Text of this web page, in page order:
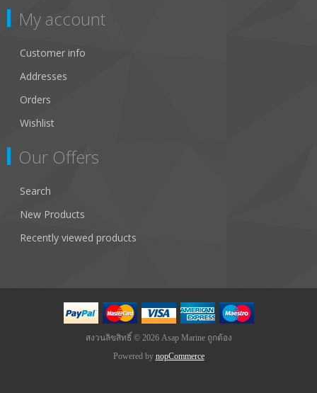
My account
Customer info
Addresses
Orders
Wishlist
Our Offers
Search
New Products
Recently viewed products
สงวนลิขสิทธิ์ © 2026 Asap Marine ถูกต้อง
Powered by nopCommerce